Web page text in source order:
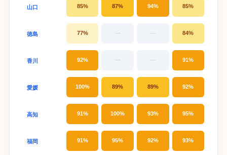
山口 85% 87% 94% 85%
徳島 77% — — 84%
香川 92% — — 91%
愛媛 100% 89% 89% 92%
高知 91% 100% 93% 95%
福岡 91% 95% 92% 93%